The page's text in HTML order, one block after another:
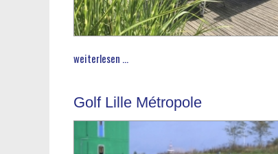
weiterlesen ...
Golf Lille Métropole